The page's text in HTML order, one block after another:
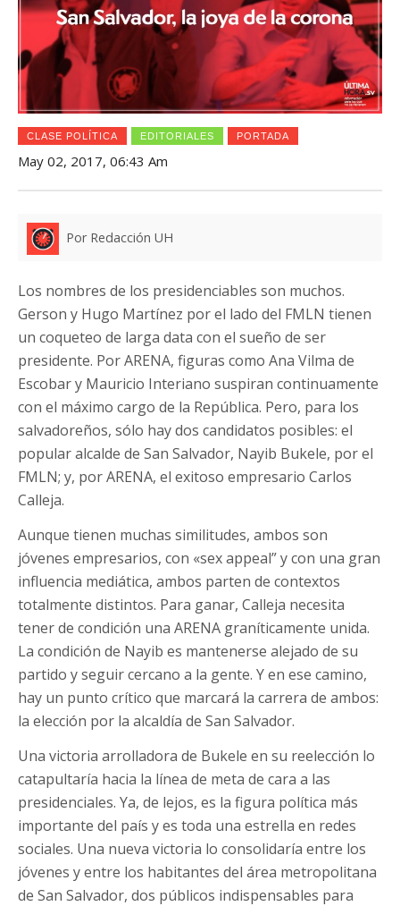
CLASE POLÍTICA EDITORIALES PORTADA
May 02, 2017, 06:43 Am
Por Redacción UH
Los nombres de los presidenciables son muchos.
Gerson y Hugo Martínez por el lado del FMLN tienen
un coqueteo de larga data con el sueño de ser
presidente. Por ARENA, figuras como Ana Vilma de
Escobar y Mauricio Interiano suspiran continuamente
con el máximo cargo de la República. Pero, para los
salvadoreños, sólo hay dos candidatos posibles: el
popular alcalde de San Salvador, Nayib Bukele, por el
FMLN; y, por ARENA, el exitoso empresario Carlos
Calleja.
Aunque tienen muchas similitudes, ambos son
jóvenes empresarios, con «sex appeal” y con una gran
influencia mediática, ambos parten de contextos
totalmente distintos. Para ganar, Calleja necesita
tener de condición una ARENA graníticamente unida.
La condición de Nayib es mantenerse alejado de su
partido y seguir cercano a la gente. Y en ese camino,
hay un punto crítico que marcará la carrera de ambos:
la elección por la alcaldía de San Salvador.
Una victoria arrolladora de Bukele en su reelección lo
catapultaría hacia la línea de meta de cara a las
presidenciales. Ya, de lejos, es la figura política más
importante del país y es toda una estrella en redes
sociales. Una nueva victoria lo consolidaría entre los
jóvenes y entre los habitantes del área metropolitana
de San Salvador, dos públicos indispensables para